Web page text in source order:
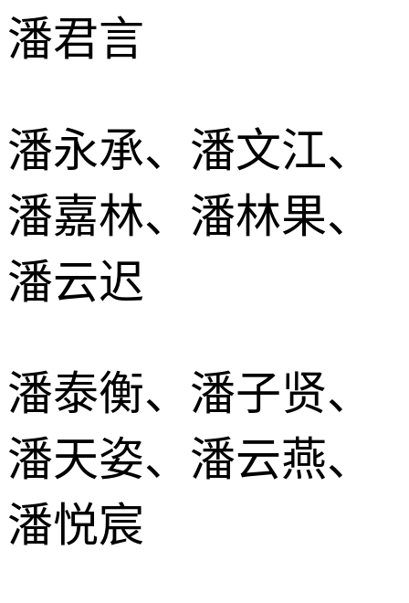
潘君言
潘永承、潘文江、
潘嘉林、潘林果、
潘云迟
潘泰衡、潘子贤、
潘天姿、潘云燕、
潘悦宸